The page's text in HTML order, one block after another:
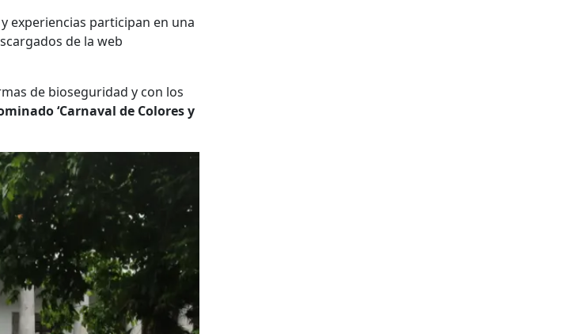
experiencias participan en una
de la web
de bioseguridad y con los
‘Carnaval de Colores y